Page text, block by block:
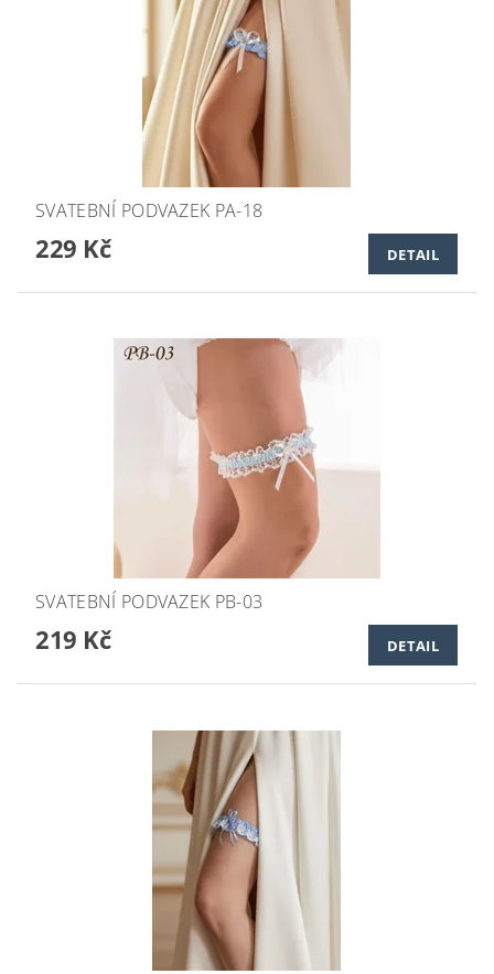
SVATEBNÍ PODVAZEK PA-18
229 Kč DETAIL
SVATEBNÍ PODVAZEK PB-03
219 Kč DETAIL